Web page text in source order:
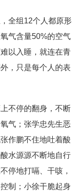
全组12个人都原形
气含量50%的空气
以入睡，就连在青
，只是每个人的表
不停的翻身，不断
气；张学忠先生恶
作鹏不住地吐着酸
水源源不断地自行
停地打嗝、干咳，
制；小徐干脆起身